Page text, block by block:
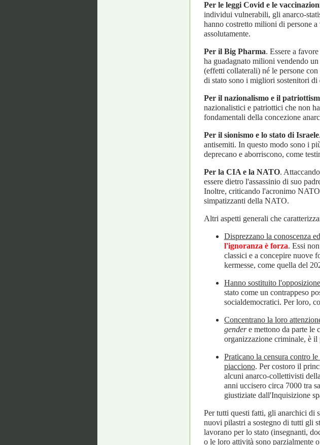
Per le leggi Covid e le
individui vulnerabili, gli anarco-
hanno costretto milioni di persone
assolutamente.
Per il Big Pharma. Essere a
ha guadagnato milioni vendendo
(effetti collaterali) né le persone
di stato sono i migliori sostenitori di
Per il nazionalismo e il
nazionalistici e patriottici che non
fondamentali della concezione
Per il sionismo e lo stato di Israele
antisemiti. In questo modo sono i
deprecano e aborriscono, come
Per la CIA e la NATO.
essere dietro l'assassinio di suo
Inoltre, criticando l'acronimo
simpatizzanti della NATO.
Altri aspetti generali che
Disprezzano la conoscenza
l'ignoranza è forza. Essi
classici e a concepire nuove
kermesse, come quella del
Hanno sostituito
stato come un contrappeso
socialdemocratici. Per loro,
Concentrano la loro
gendere mettono da parte le
organizzazione criminale, è il
Praticano la censura contro
piacciono. Per costoro il
alcuni anarco-collettivisti
anni uccisero circa 7000 tra
giustiziate dall'Inquisizione
Per tutti questi fatti, gli anarchici di
nuovi pilastri a sostegno di tutti gli
lavorano per lo stato (insegnanti,
o le loro attività sono parzialmente